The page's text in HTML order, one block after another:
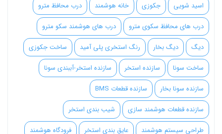
اسید شویی
جکوزی خانه هوشمند
درب محافظ مترو
درب های محافظ سکوی مترو
درب های هوشمند سکو مترو
دیگ
دیگ بخار رنگ استخری پلی آمید
ساخت جکوزی
ساخت سونا
سازنده استخر
سازنده استخر-آببندی سونا
سازنده سونا بخار
سازنده قطعات BMS
سازنده قطعات هوشمند سازی
شیب بندی استخر
طراحی سیستم هوشمند
عایق بندی استخر
فرودگاه هوشمند